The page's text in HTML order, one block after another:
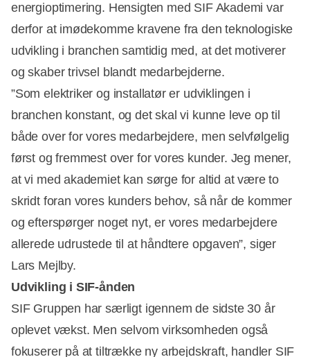
energioptimering. Hensigten med SIF Akademi var
derfor at imødekomme kravene fra den teknologiske
udvikling i branchen samtidig med, at det motiverer
og skaber trivsel blandt medarbejderne.
”Som elektriker og installatør er udviklingen i
branchen konstant, og det skal vi kunne leve op til
både over for vores medarbejdere, men selvfølgelig
først og fremmest over for vores kunder. Jeg mener,
at vi med akademiet kan sørge for altid at være to
skridt foran vores kunders behov, så når de kommer
og efterspørger noget nyt, er vores medarbejdere
allerede udrustede til at håndtere opgaven”, siger
Lars Mejlby.
Udvikling i SIF-ånden
SIF Gruppen har særligt igennem de sidste 30 år
oplevet vækst. Men selvom virksomheden også
fokuserer på at tiltrække ny arbejdskraft, handler SIF